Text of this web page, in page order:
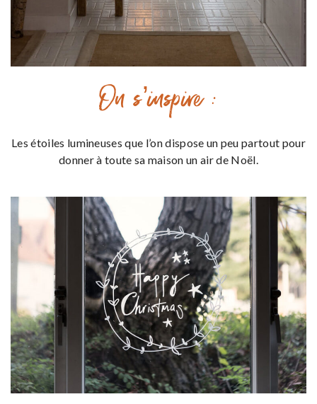
On s’inspire :
Les étoiles lumineuses que l’on dispose un peu partout pour
donner à toute sa maison un air de Noël.